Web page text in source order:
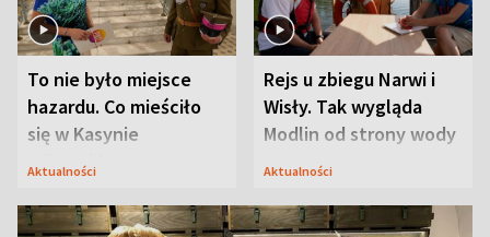
To nie było miejsce
hazardu. Co mieściło
się w Kasynie
Oficerskim?
Aktualności
Rejs u zbiegu Narwi i
Wisły. Tak wygląda
Modlin od strony wody
Aktualności